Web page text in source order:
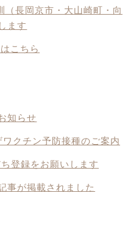
（長岡京市・大山崎町・向
ます
こちら
知らせ
クチン予防接種のご案内
登録をお願いします
事が掲載されました